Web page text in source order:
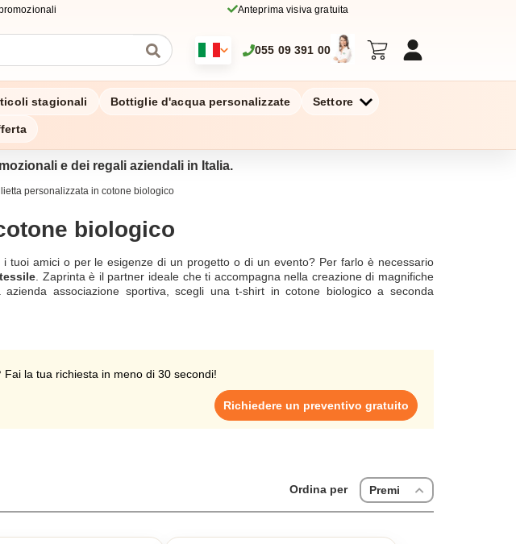
Anteprima visiva gratuita
055 09 391 00
stagionali Bottiglie d'acqua personalizzate Settore
e dei regali aziendali in Italia.
personalizzata in cotone biologico
biologico
i tuoi amici o per le esigenze di un progetto o di un evento? Per farlo è necessario
. Zaprinta è il partner ideale che ti accompagna nella creazione di magnifiche
azienda associazione sportiva, scegli una t-shirt in cotone biologico a seconda
Fai la tua richiesta in meno di 30 secondi!
Richiedere un preventivo gratuito
Ordina per Premi